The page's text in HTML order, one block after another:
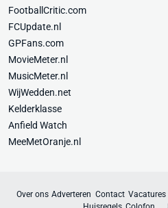
FootballCritic.com
FCUpdate.nl
GPFans.com
MovieMeter.nl
MusicMeter.nl
WijWedden.net
Kelderklasse
Anfield Watch
MeeMetOranje.nl
Over ons Adverteren Contact Vacatures